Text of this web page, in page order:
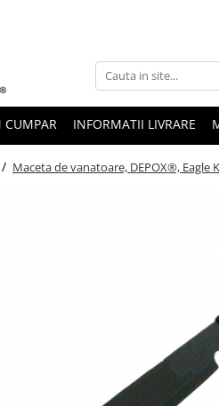
CUMPAR INFORMATII LIVRARE
/ Maceta de vanatoare, DEPOX®, Eagle